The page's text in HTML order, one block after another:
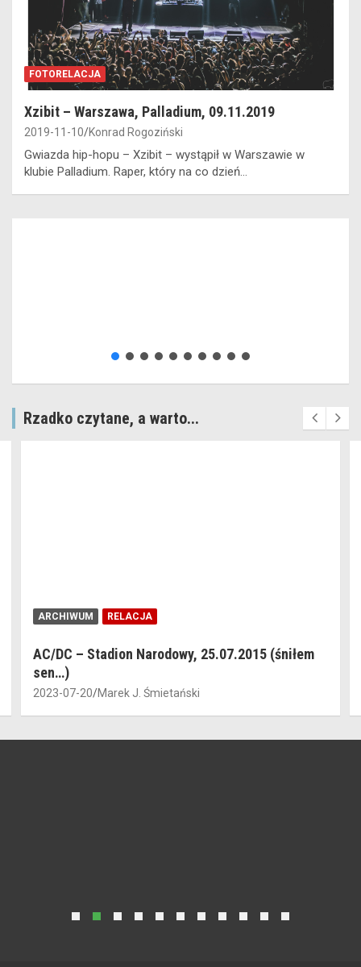
FOTORELACJA
Xzibit – Warszawa, Palladium, 09.11.2019
2019-11-10 Konrad Rogoziński
Gwiazda hip-hopu – Xzibit – wystąpił w Warszawie w
klubie Palladium. Raper, który na co dzień…
Rzadko czytane, a warto...
ARCHIWUM RELACJA
AC/DC – Stadion Narodowy, 25.07.2015 (śniłem
sen…)
2023-07-20 Marek J. Śmietański